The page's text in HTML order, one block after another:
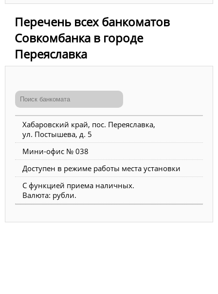
Перечень всех банкоматов
Совкомбанка в городе
Переяславка
Хабаровский край, пос. Переяславка,
ул. Постышева, д. 5
Мини-офис № 038
Доступен в режиме работы места установки
С функцией приема наличных.
Валюта: рубли.